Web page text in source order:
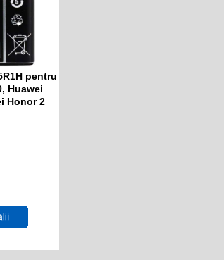
pentru
Huawei
Honor 2